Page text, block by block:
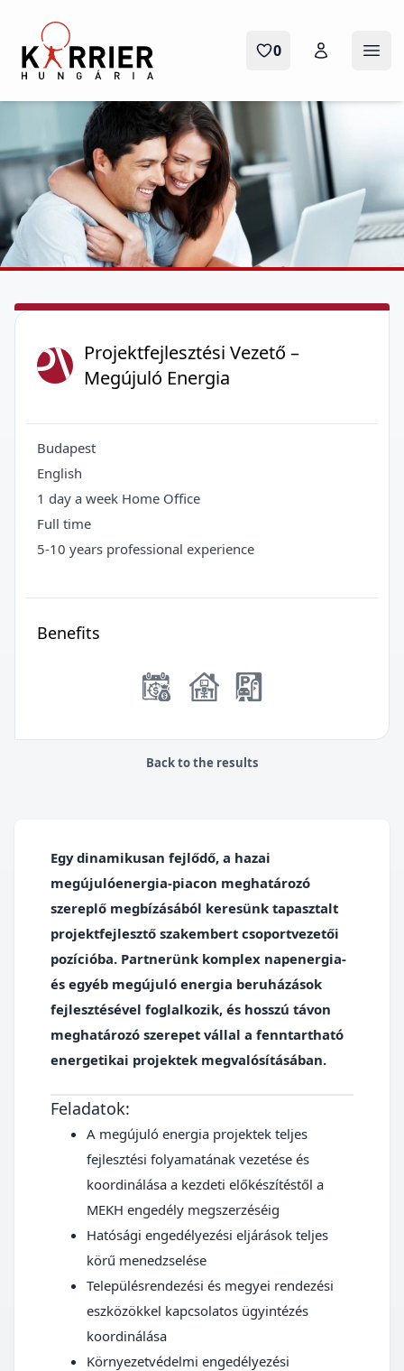
Karrier Hungária
0
PV Projektfejlesztési Vezető –
Megújuló Energia
Budapest
English
1 day a week Home Office
Full time
5-10 years professional experience
Benefits
Back to the results
Egy dinamikusan fejlődő, a hazai
megújulóenergia-piacon meghatározó
szereplő megbízásából keresünk tapasztalt
projektfejlesztő szakembert csoportvezetői
pozícióba. Partnerünk komplex napenergia-
és egyéb megújuló energia beruházások
fejlesztésével foglalkozik, és hosszú távon
meghatározó szerepet vállal a fenntartható
energetikai projektek megvalósításában.
Feladatok:
A megújuló energia projektek teljes
fejlesztési folyamatának vezetése és
koordinálása a kezdeti előkészítéstől a
MEKH engedély megszerzéséig
Hatósági engedélyezési eljárások teljes
körű menedzselése
Településrendezési és megyei rendezési
eszközökkel kapcsolatos ügyintézés
koordinálása
Környezetvédelmi engedélyezési